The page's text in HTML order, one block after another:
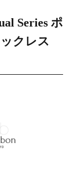
Series ポ
クレス